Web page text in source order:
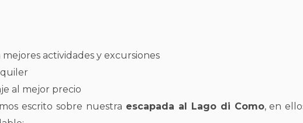
mejores actividades y excursiones
al mejor precio
escrito sobre nuestra escapada al Lago di Como, en